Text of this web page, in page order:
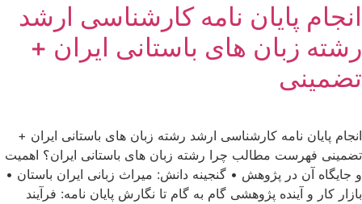
انجام پایان نامه کارشناسی ارشد
رشته زبان های باستانی ایران +
تضمینی
انجام پایان نامه کارشناسی ارشد رشته زبان های باستانی ایران +
تضمینی فهرست مطالب چرا رشته زبان های باستانی ایران؟ اهمیت
و جایگاه آن در پژوهش • گنجینه دانش: میراث زبانی ایران باستان •
بازار کار و آینده پژوهشی گام به گام تا نگارش پایان نامه: فرآیند